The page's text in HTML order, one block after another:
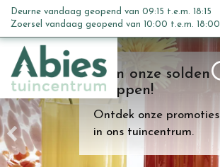
n
c
o
n
t
Kom onze solden
shoppen!
Ontdek onze promoties
in ons tuincentrum.
Deurne vandaag geopend van 09:15 t.e.m. 18:15
Zoersel vandaag geopend van 10:00 t.e.m. 18:00